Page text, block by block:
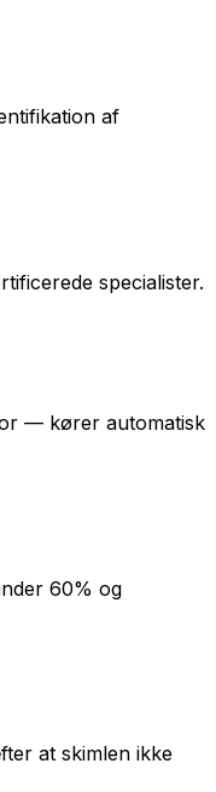
af
specialister.
— kører automatisk
60% og
at skimlen ikke